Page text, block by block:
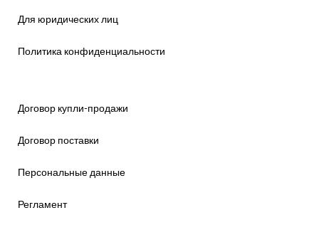
Для юридических лиц
Политика конфиденциальности
Договор купли-продажи
Договор поставки
Персональные данные
Регламент